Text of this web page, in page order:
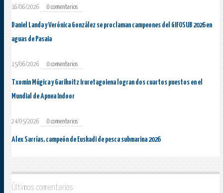
16/06/2026 0 comentarios
Daniel Landa y Verónica González se proclaman campeones del GIFOSUB 2026 en
aguas de Pasaia
15/06/2026 0 comentarios
Txomin Múgica y Garikoitz Iruretagoiena logran dos cuartos puestos en el
Mundial de Apnea Indoor
24/05/2026 0 comentarios
Alex Sarrías, campeón de Euskadi de pesca submarina 2026
Últimos comentarios